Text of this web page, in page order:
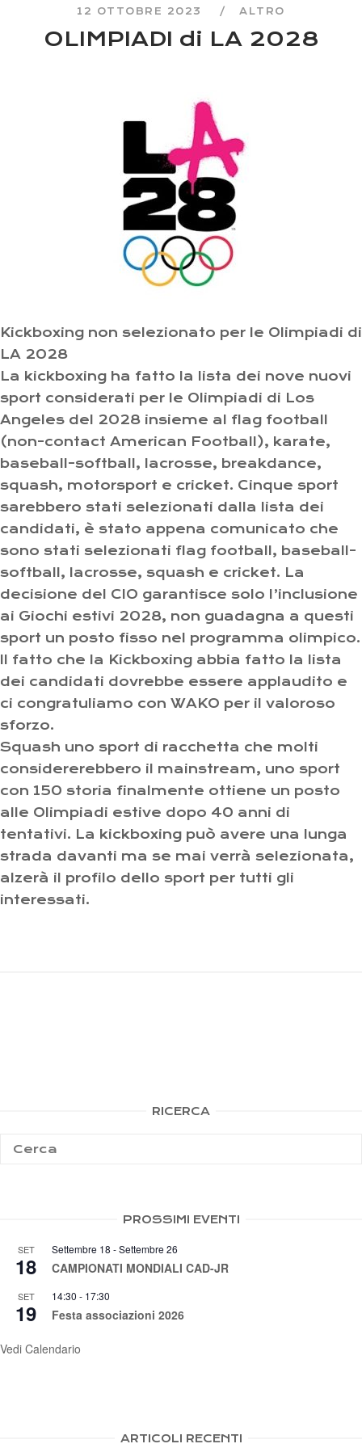
12 OTTOBRE 2023 ALTRO
OLIMPIADI di LA 2028
Kickboxing non selezionato per le Olimpiadi di
LA 2028
La kickboxing ha fatto la lista dei nove nuovi
sport considerati per le Olimpiadi di Los
Angeles del 2028 insieme al flag football
(non-contact American Football), karate,
baseball-softball, lacrosse, breakdance,
squash, motorsport e cricket. Cinque sport
sarebbero stati selezionati dalla lista dei
candidati, è stato appena comunicato che
sono stati selezionati flag football, baseball-
softball, lacrosse, squash e cricket. La
decisione del CIO garantisce solo l’inclusione
ai Giochi estivi 2028, non guadagna a questi
sport un posto fisso nel programma olimpico.
Il fatto che la Kickboxing abbia fatto la lista
dei candidati dovrebbe essere applaudito e
ci congratuliamo con WAKO per il valoroso
sforzo.
Squash uno sport di racchetta che molti
considererebbero il mainstream, uno sport
con 150 storia finalmente ottiene un posto
alle Olimpiadi estive dopo 40 anni di
tentativi. La kickboxing può avere una lunga
strada davanti ma se mai verrà selezionata,
alzerà il profilo dello sport per tutti gli
interessati.
RICERCA
PROSSIMI EVENTI
SET
18
Settembre 18 -Settembre 26
CAMPIONATI MONDIALI CAD-JR
SET
19
14:30 - 17:30
Festa associazioni 2026
Vedi Calendario
ARTICOLI RECENTI